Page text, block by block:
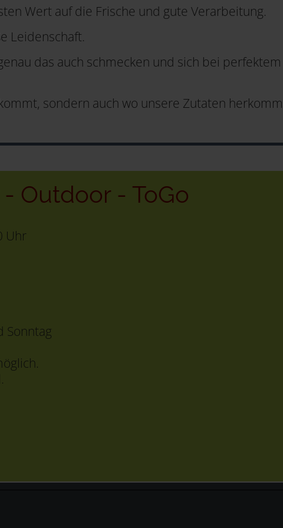
Wert auf die Frische und gute Verarbeitung.
Leidenschaft.
das auch schmecken und sich bei
sondern auch wo unsere Zutaten
Outdoor - ToGo
Uhr
Sonntag